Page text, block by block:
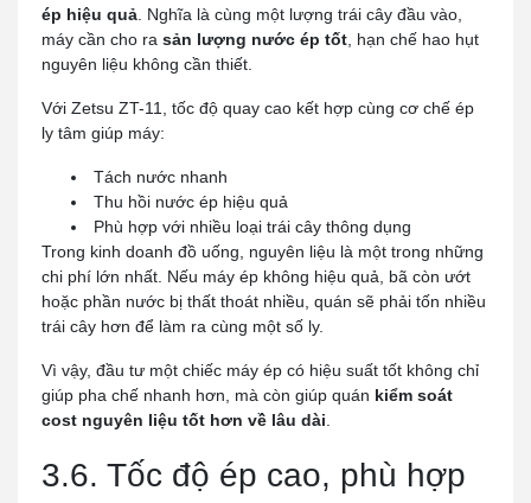
ép hiệu quả . Nghĩa là cùng một lượng trái cây đầu vào,
máy cần cho ra sản lượng nước ép tốt , hạn chế hao hụt
nguyên liệu không cần thiết.
Với Zetsu ZT-11, tốc độ quay cao kết hợp cùng cơ chế ép
ly tâm giúp máy:
Tách nước nhanh
Thu hồi nước ép hiệu quả
Phù hợp với nhiều loại trái cây thông dụng
Trong kinh doanh đồ uống, nguyên liệu là một trong những
chi phí lớn nhất. Nếu máy ép không hiệu quả, bã còn ướt
hoặc phần nước bị thất thoát nhiều, quán sẽ phải tốn nhiều
trái cây hơn để làm ra cùng một số ly.
Vì vậy, đầu tư một chiếc máy ép có hiệu suất tốt không chỉ
giúp pha chế nhanh hơn, mà còn giúp quán kiểm soát
cost nguyên liệu tốt hơn về lâu dài
3.6. Tốc độ ép cao, phù hợp